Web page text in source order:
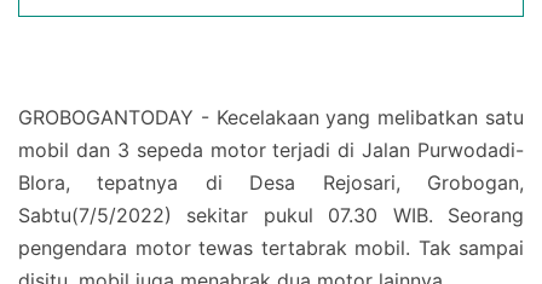
GROBOGANTODAY - Kecelakaan yang melibatkan satu
mobil dan 3 sepeda motor terjadi di Jalan Purwodadi-
Blora, tepatnya di Desa Rejosari, Grobogan,
Sabtu(7/5/2022) sekitar pukul 07.30 WIB. Seorang
pengendara motor tewas tertabrak mobil. Tak sampai